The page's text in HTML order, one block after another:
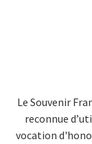
Le Souvenir
reconnue
vocation